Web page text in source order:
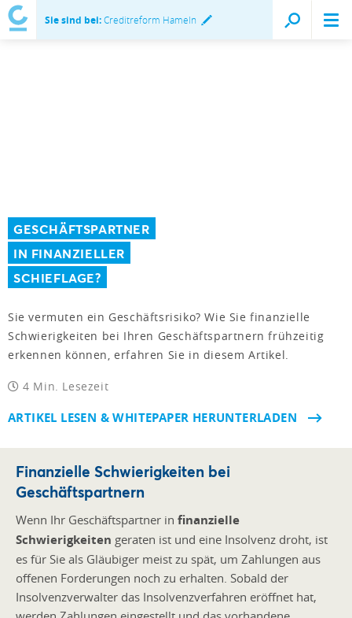
Sie sind bei:Creditreform Hameln
GESCHÄFTSPARTNER
IN FINANZIELLER
SCHIEFLAGE?
Sie vermuten ein Geschäftsrisiko? Wie Sie finanzielle
Schwierigkeiten bei Ihren Geschäftspartnern frühzeitig
erkennen können, erfahren Sie in diesem Artikel.
4 Min. Lesezeit
ARTIKEL LESEN & WHITEPAPER HERUNTERLADEN
Finanzielle Schwierigkeiten bei
Geschäftspartnern
Wenn Ihr Geschäftspartner in finanzielle
Schwierigkeiten geraten ist und eine Insolvenz droht, ist
es für Sie als Gläubiger meist zu spät, um Zahlungen aus
offenen Forderungen noch zu erhalten. Sobald der
Insolvenzverwalter das Insolvenzverfahren eröffnet hat,